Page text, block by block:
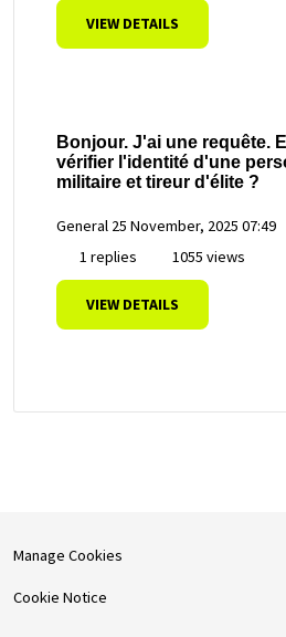
VIEW DETAILS
Bonjour. J'ai une requête.
vérifier l'identité d'une
militaire et tireur d'élite ?
General 25 November, 2025 07:49
1 replies
1055 views
VIEW DETAILS
Manage Cookies
Cookie Notice